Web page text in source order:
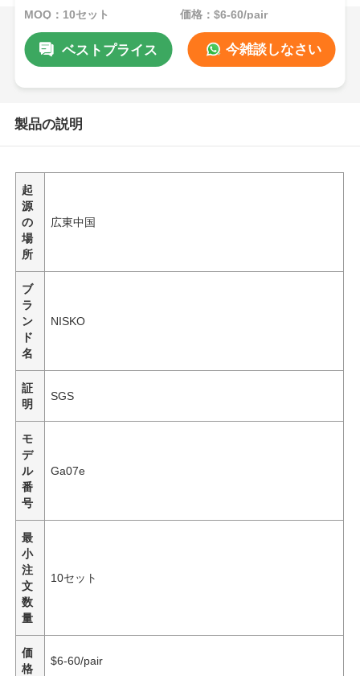
ン
MOQ：10セット 価格：$6-60/pair
ベストプライス 今雑談しなさい
製品の説明
起
源
の
場
所
広東中国
ブ
ラ
ン
ド
名
NISKO
証
明
SGS
モ
デ
ル
番
号
Ga07e
最
小
注
文
数
量
10セット
価
格
$6-60/pair